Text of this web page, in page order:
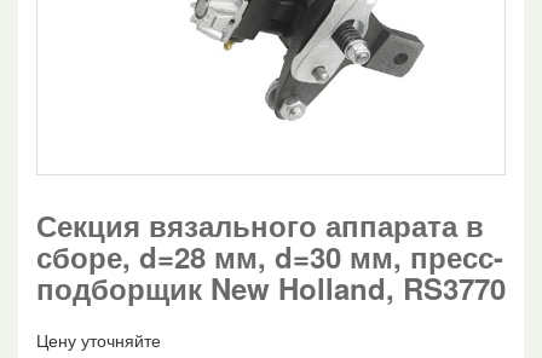
Секция вязального аппарата в
сборе, d=28 мм, d=30 мм, пресс-
подборщик New Holland, RS3770
Цену уточняйте